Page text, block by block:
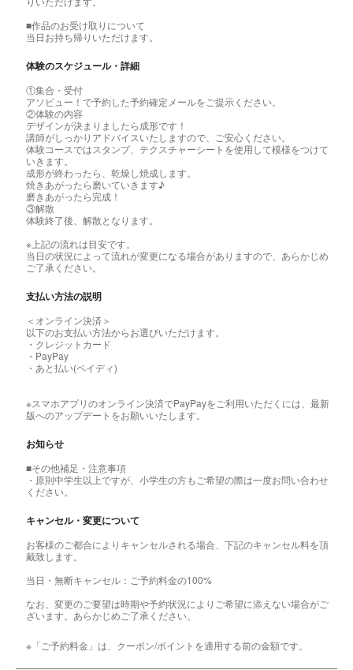
■作品のお受け取りについて
当日お持ち帰りいただけます。
体験のスケジュール・詳細
①集合・受付
アソビュー！で予約した予約確定メールをご提示ください。
②体験の内容
デザインが決まりましたら成形です！
講師がしっかりアドバイスいたしますので、ご安心ください。
体験コースではスタンプ、テクスチャーシートを使用して模様をつけて
いきます。
成形が終わったら、乾燥し焼成します。
焼きあがったら磨いていきます♪
磨きあがったら完成！
③解散
体験終了後、解散となります。
※上記の流れは目安です。
当日の状況によって流れが変更になる場合がありますので、あらかじめ
ご了承ください。
支払い方法の説明
＜オンライン決済＞
以下のお支払い方法からお選びいただけます。
・クレジットカード
・PayPay
・あと払い(ペイディ)
※スマホアプリのオンライン決済でPayPayをご利用いただくには、最新
版へのアップデートをお願いいたします。
お知らせ
■その他補足・注意事項
・原則中学生以上ですが、小学生の方もご希望の際は一度お問い合わせ
ください。
キャンセル・変更について
お客様のご都合によりキャンセルされる場合、下記のキャンセル料を頂
戴致します。
当日・無断キャンセル：ご予約料金の100%
なお、変更のご要望は時期や予約状況によりご希望に添えない場合がご
ざいます。あらかじめご了承ください。
※「ご予約料金」は、クーポン/ポイントを適用する前の金額です。